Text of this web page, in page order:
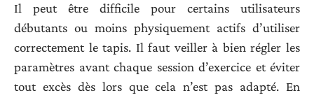
Il peut être difficile pour certains utilisateurs
débutants ou moins physiquement actifs d’utiliser
correctement le tapis. Il faut veiller à bien régler les
paramètres avant chaque session d’exercice et éviter
tout excès dès lors que cela n’est pas adapté. En